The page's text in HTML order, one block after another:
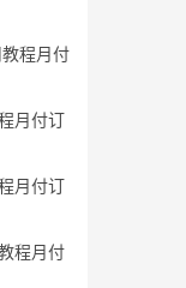
程月付
月付订
月付订
程月付